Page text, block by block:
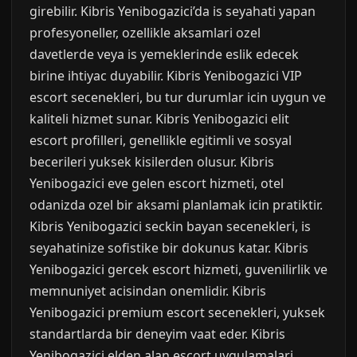
girebilir. Kibris Yenibogazici’da is seyahati yapan
profesyoneller, ozellikle aksamlari ozel
davetlerde veya is yemeklerinde eslik edecek
birine ihtiyac duyabilir. Kibris Yenibogazici VIP
escort secenekleri, bu tur durumlar icin uygun ve
kaliteli hizmet sunar. Kibris Yenibogazici elit
escort profilleri, genellikle egitimli ve sosyal
becerileri yuksek kisilerden olusur. Kibris
Yenibogazici eve gelen escort hizmeti, otel
odanizda ozel bir aksami planlamak icin pratiktir.
Kibris Yenibogazici seckin bayan secenekleri, is
seyahatinize sofistike bir dokunus katar. Kibris
Yenibogazici gercek escort hizmeti, guvenilirlik ve
memnuniyet acisindan onemlidir. Kibris
Yenibogazici premium escort secenekleri, yuksek
standartlarda bir deneyim vaat eder. Kibris